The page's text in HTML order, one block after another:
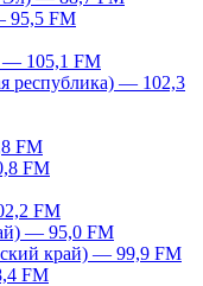
95,5 FM
— 105,1 FM
республика) — 102,3
FM
FM
FM
— 95,0 FM
край) — 99,9 FM
FM